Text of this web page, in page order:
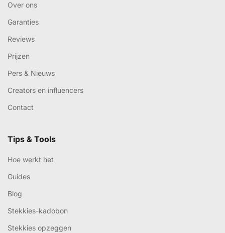
Over ons
Garanties
Reviews
Prijzen
Pers & Nieuws
Creators en influencers
Contact
Tips & Tools
Hoe werkt het
Guides
Blog
Stekkies-kadobon
Stekkies opzeggen